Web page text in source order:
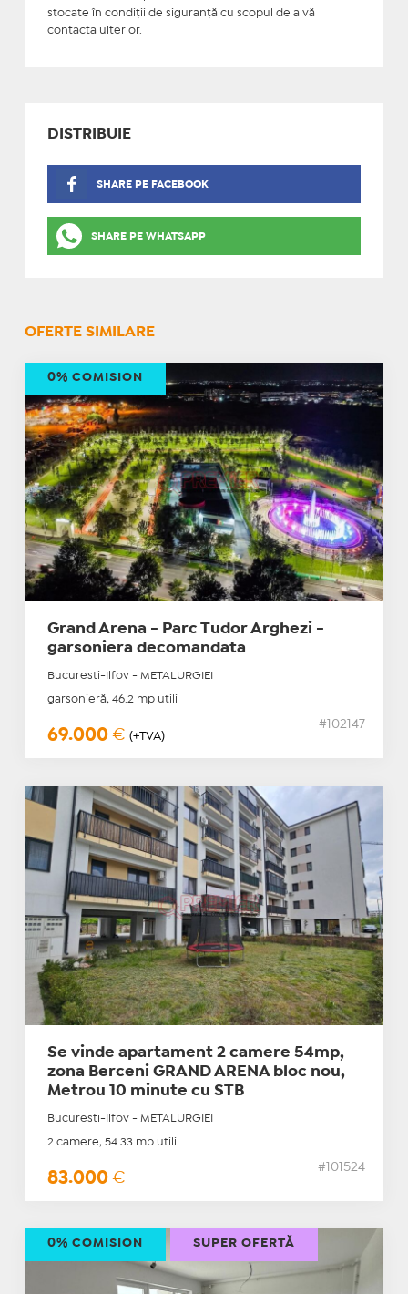
stocate în condiţii de siguranţă cu scopul de a vă
contacta ulterior.
DISTRIBUIE
SHARE PE FACEBOOK
SHARE PE WHATSAPP
OFERTE SIMILARE
Grand Arena - Parc Tudor Arghezi -
garsoniera decomandata
Bucuresti-Ilfov - METALURGIEI
garsonieră, 46.2 mp utili
69.000 € (+TVA)
#102147
0% COMISION
Se vinde apartament 2 camere 54mp,
zona Berceni GRAND ARENA bloc nou,
Metrou 10 minute cu STB
Bucuresti-Ilfov - METALURGIEI
2 camere, 54.33 mp utili
83.000 €
#101524
0% COMISION SUPER OFERTĂ